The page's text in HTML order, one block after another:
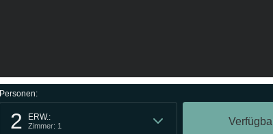
Personen:
2 ERW.:
Zimmer: 1